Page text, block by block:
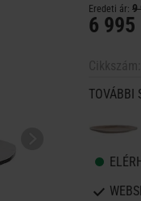
Eredeti ár: 9
6 995
TOVÁBBI